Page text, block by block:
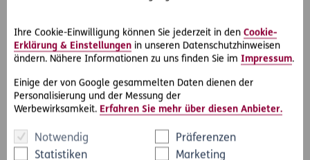
Ihre Cookie-Einwilligung können Sie jederzeit in den Cookie-
Erklärung & Einstellungen in unseren Datenschutzhinweisen
ändern. Nähere Informationen zu uns finden Sie im Impressum.
Einige der von Google gesammelten Daten dienen der
Personalisierung und der Messung der
Werbewirksamkeit. Erfahren Sie mehr über diesen Anbieter.
Notwendig
Präferenzen
Statistiken
Marketing
Privatinkludiert hat.
#Rechtsfälle #Schadensersatz Teilen